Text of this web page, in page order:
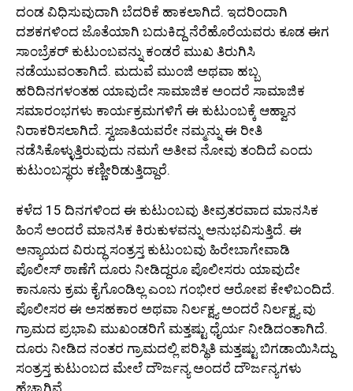
ದಂಡ ವಿಧಿಸುವುದಾಗಿ ಬೆದರಿಕೆ ಹಾಕಲಾಗಿದೆ. ಇದರಿಂದಾಗಿ
ದಶಕಗಳಿಂದ ಜೊತೆಯಾಗಿ ಬದುಕಿದ್ದ ನೆರೆಹೊರೆಯವರು ಕೂಡ ಈಗ
ಸಾಂಬ್ರೆಕರ್ ಕುಟುಂಬವನ್ನು ಕಂಡರೆ ಮುಖ ತಿರುಗಿಸಿ
ನಡೆಯುವಂತಾಗಿದೆ. ಮದುವೆ ಮುಂಜಿ ಅಥವಾ ಹಬ್ಬ
ಹರಿದಿನಗಳಂತಹ ಯಾವುದೇ ಸಾಮಾಜಿಕ ಅಂದರೆ ಸಾಮಾಜಿಕ
ಸಮಾರಂಭಗಳು ಕಾರ್ಯಕ್ರಮಗಳಿಗೆ ಈ ಕುಟುಂಬಕ್ಕೆ ಆಹ್ವಾನ
ನಿರಾಕರಿಸಲಾಗಿದೆ. ಸ್ವಜಾತಿಯವರೇ ನಮ್ಮನ್ನು ಈ ರೀತಿ
ನಡೆಸಿಕೊಳ್ಳುತ್ತಿರುವುದು ನಮಗೆ ಅತೀವ ನೋವು ತಂದಿದೆ ಎಂದು
ಕುಟುಂಬಸ್ಥರು ಕಣ್ಣೀರಿಡುತ್ತಿದ್ದಾರೆ.
ಕಳೆದ 15 ದಿನಗಳಿಂದ ಈ ಕುಟುಂಬವು ತೀವ್ರತರವಾದ ಮಾನಸಿಕ
ಹಿಂಸೆ ಅಂದರೆ ಮಾನಸಿಕ ಕಿರುಕುಳವನ್ನು ಅನುಭವಿಸುತ್ತಿದೆ. ಈ
ಅನ್ಯಾಯದ ವಿರುದ್ಧ ಸಂತ್ರಸ್ತ ಕುಟುಂಬವು ಹಿರೇಬಾಗೇವಾಡಿ
ಪೊಲೀಸ್ ಠಾಣೆಗೆ ದೂರು ನೀಡಿದ್ದರೂ ಪೊಲೀಸರು ಯಾವುದೇ
ಕಾನೂನು ಕ್ರಮ ಕೈಗೊಂಡಿಲ್ಲ ಎಂಬ ಗಂಭೀರ ಆರೋಪ ಕೇಳಿಬಂದಿದೆ.
ಪೊಲೀಸರ ಈ ಅಸಹಕಾರ ಅಥವಾ ನಿರ್ಲಕ್ಷ್ಯ ಅಂದರೆ ನಿರ್ಲಕ್ಷ್ಯ ವು
ಗ್ರಾಮದ ಪ್ರಭಾವಿ ಮುಖಂಡರಿಗೆ ಮತ್ತಷ್ಟು ಧೈರ್ಯ ನೀಡಿದಂತಾಗಿದೆ.
ದೂರು ನೀಡಿದ ನಂತರ ಗ್ರಾಮದಲ್ಲಿ ಪರಿಸ್ಥಿತಿ ಮತ್ತಷ್ಟು ಬಿಗಡಾಯಿಸಿದ್ದು
ಸಂತ್ರಸ್ತ ಕುಟುಂಬದ ಮೇಲೆ ದೌರ್ಜನ್ಯ ಅಂದರೆ ದೌರ್ಜನ್ಯಗಳು
ಹೆಚ್ಚಾಗಿವೆ.